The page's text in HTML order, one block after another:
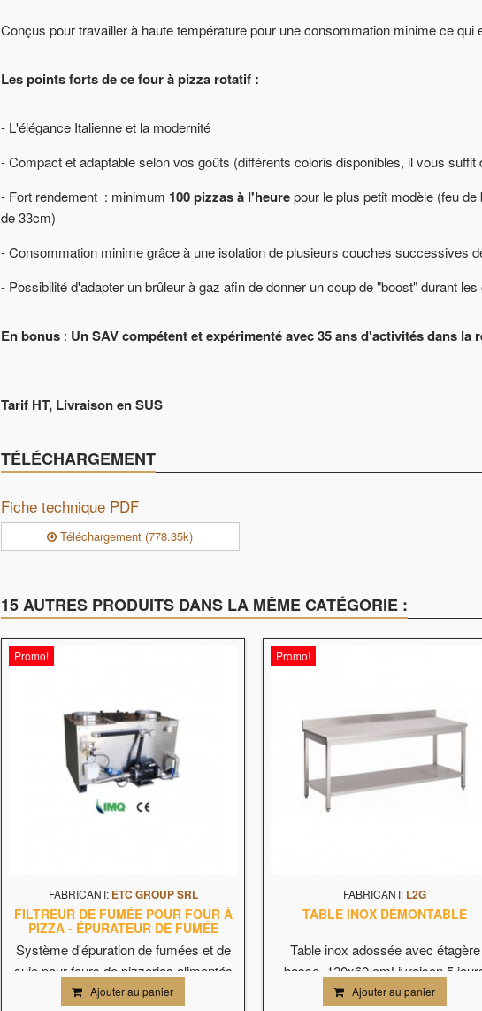
Conçus pour travailler à haute température pour une consommation minime ce qui
Les points forts de ce four à pizza rotatif :
- L'élégance Italienne et la modernité
- Compact et adaptable selon vos goûts (différents coloris disponibles, il vous
- Fort rendement : minimum 100 pizzas à l'heurepour le plus petit modèle (feu
de 33cm)
- Consommation minime grâce à une isolation de plusieurs couches successives
- Possibilité d'adapter un brûleur à gaz afin de donner un coup de "boost" durant
En bonus : Un SAV compétent et expérimenté avec 35 ans d'activités dans la
Tarif HT, Livraison en SUS
TÉLÉCHARGEMENT
Fiche technique PDF
Téléchargement (778.35k)
15 AUTRES PRODUITS DANS LA MÊME CATÉGORIE :
Promo!
FABRICANT: ETC GROUP SRL
FILTREUR DE FUMÉE POUR FOUR À
PIZZA - ÉPURATEUR DE FUMÉE
Système d'épuration de fumées et de
suie pour fours de pizzerias alimentés
au...
Ajouter au panier
Promo!
FABRICANT: L2G
TABLE INOX DÉMONTABLE
Table inox adossée avec étagère
basse. 120x60 cmLivraison 5
ouvrés à...
Ajouter au panier